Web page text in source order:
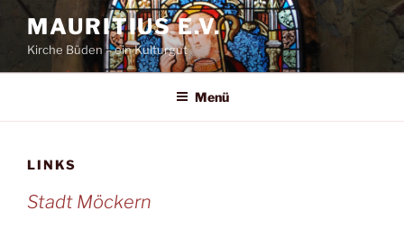
Zum
Inhalt
springen
MAURITIUS E.V.
Kirche Büden – ein Kulturgut
Menü
LINKS
Stadt Möckern